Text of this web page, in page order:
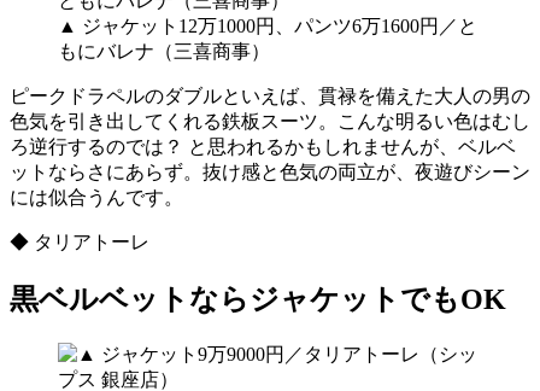
▲ ジャケット12万1000円、パンツ6万1600円／と
もにバレナ（三喜商事）
ピークドラペルのダブルといえば、貫禄を備えた大人の男の
色気を引き出してくれる鉄板スーツ。こんな明るい色はむし
ろ逆行するのでは？ と思われるかもしれませんが、ベルベ
ットならさにあらず。抜け感と色気の両立が、夜遊びシーン
には似合うんです。
◆ タリアトーレ
黒ベルベットならジャケットでもOK